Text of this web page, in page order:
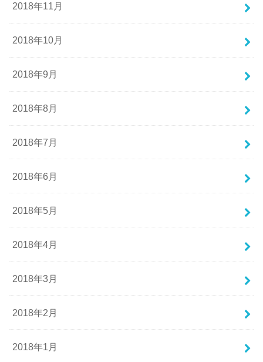
2018年11月
2018年10月
2018年9月
2018年8月
2018年7月
2018年6月
2018年5月
2018年4月
2018年3月
2018年2月
2018年1月